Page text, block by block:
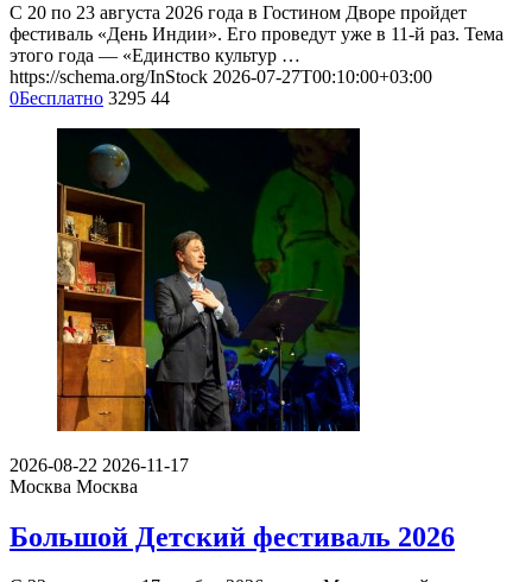
С 20 по 23 августа 2026 года в Гостином Дворе пройдет
фестиваль «День Индии». Его проведут уже в 11-й раз. Тема
этого года — «Единство культур …
https://schema.org/InStock 2026-07-27T00:10:00+03:00
0Бесплатно 3295 44
2026-08-22 2026-11-17
Москва Москва
Большой Детский фестиваль 2026